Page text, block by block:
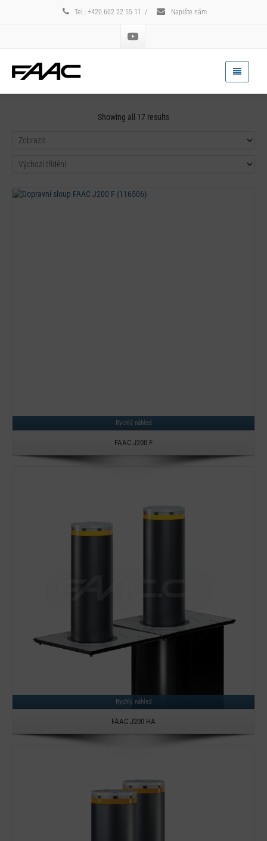
Tel.: +420 602 22 55 11 / Napište nám
Showing all 17 results
Rychlý náhled
FAAC J200 F
Rychlý náhled
FAAC J200 HA